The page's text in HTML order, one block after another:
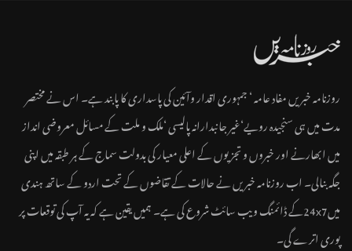
روزنامہ خبریں مفاد عامہ ‘ جمہوری اقدار وآئین کی پاسداری کا پابند ہے۔ اس نے مختصر
مدت میں ہی سنجیدہ رویے‘غیر جانبدارانہ پالیسی ‘ملک و ملت کے مسائل معروضی انداز
میں ابھارنے اور خبروں و تجزیوں کے اعلی معیار کی بدولت سماج کے ہر طبقہ میں اپنی
جگہ بنالی۔ اب روزنامہ خبریں نے حالات کے تقاضوں کے تحت اردو کے ساتھ ہندی
میں24x7کے ڈائمنگ ویب سائٹ شروع کی ہے۔ ہمیں یقین ہے کہ یہ آپ کی توقعات پر
پوری اترے گی۔